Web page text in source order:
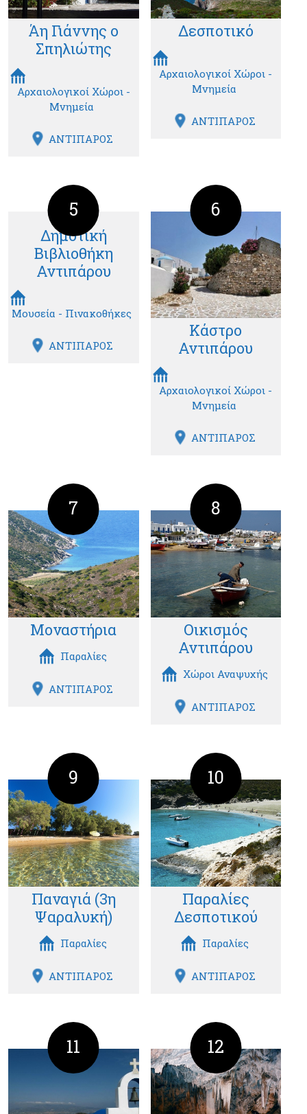
Άη Γιάννης ο
Σπηλιώτης
Αρχαιολογικοί Χώροι -
Μνημεία
ΑΝΤΙΠΑΡΟΣ
Δεσποτικό
Αρχαιολογικοί Χώροι -
Μνημεία
ΑΝΤΙΠΑΡΟΣ
5
Δημοτική
Βιβλιοθήκη
Αντιπάρου
Μουσεία - Πινακοθήκες
ΑΝΤΙΠΑΡΟΣ
6
Κάστρο
Αντιπάρου
Αρχαιολογικοί Χώροι -
Μνημεία
ΑΝΤΙΠΑΡΟΣ
7
Μοναστήρια
Παραλίες
ΑΝΤΙΠΑΡΟΣ
8
Οικισμός
Αντιπάρου
Χώροι Αναψυχής
ΑΝΤΙΠΑΡΟΣ
9
Παναγιά (3η
Ψαραλυκή)
Παραλίες
ΑΝΤΙΠΑΡΟΣ
10
Παραλίες
Δεσποτικού
Παραλίες
ΑΝΤΙΠΑΡΟΣ
11 12